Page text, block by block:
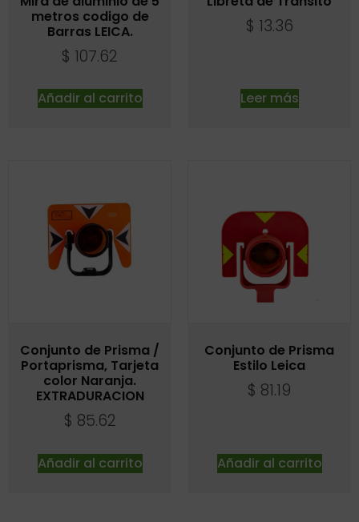
metros codigo de
Barras LEICA.
$ 107.62
Añadir al carrito
$ 13.36
Leer más
Conjunto de Prisma /
Portaprisma, Tarjeta
color Naranja.
EXTRADURACION
$ 85.62
Añadir al carrito
Conjunto de Prisma
Estilo Leica
$ 81.19
Añadir al carrito